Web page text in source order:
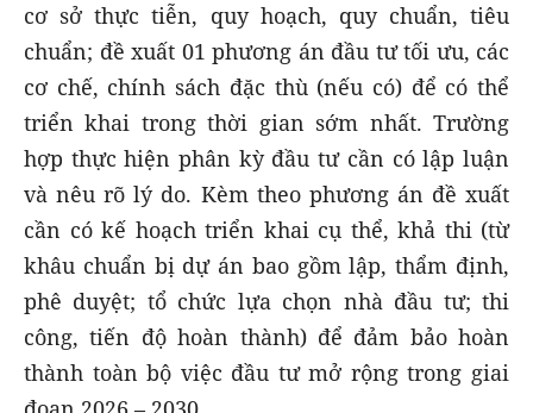
cơ sở thực tiễn, quy hoạch, quy chuẩn, tiêu
chuẩn; đề xuất 01 phương án đầu tư tối ưu, các
cơ chế, chính sách đặc thù (nếu có) để có thể
triển khai trong thời gian sớm nhất. Trường
hợp thực hiện phân kỳ đầu tư cần có lập luận
và nêu rõ lý do. Kèm theo phương án đề xuất
cần có kế hoạch triển khai cụ thể, khả thi (từ
khâu chuẩn bị dự án bao gồm lập, thẩm định,
phê duyệt; tổ chức lựa chọn nhà đầu tư; thi
công, tiến độ hoàn thành) để đảm bảo hoàn
thành toàn bộ việc đầu tư mở rộng trong giai